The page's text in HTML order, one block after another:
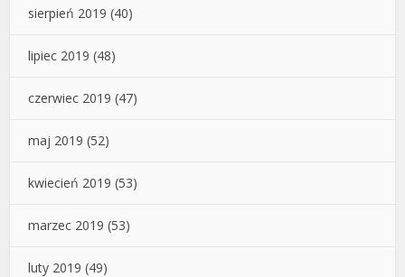
sierpień 2019 (40)
lipiec 2019 (48)
czerwiec 2019 (47)
maj 2019 (52)
kwiecień 2019 (53)
marzec 2019 (53)
luty 2019 (49)